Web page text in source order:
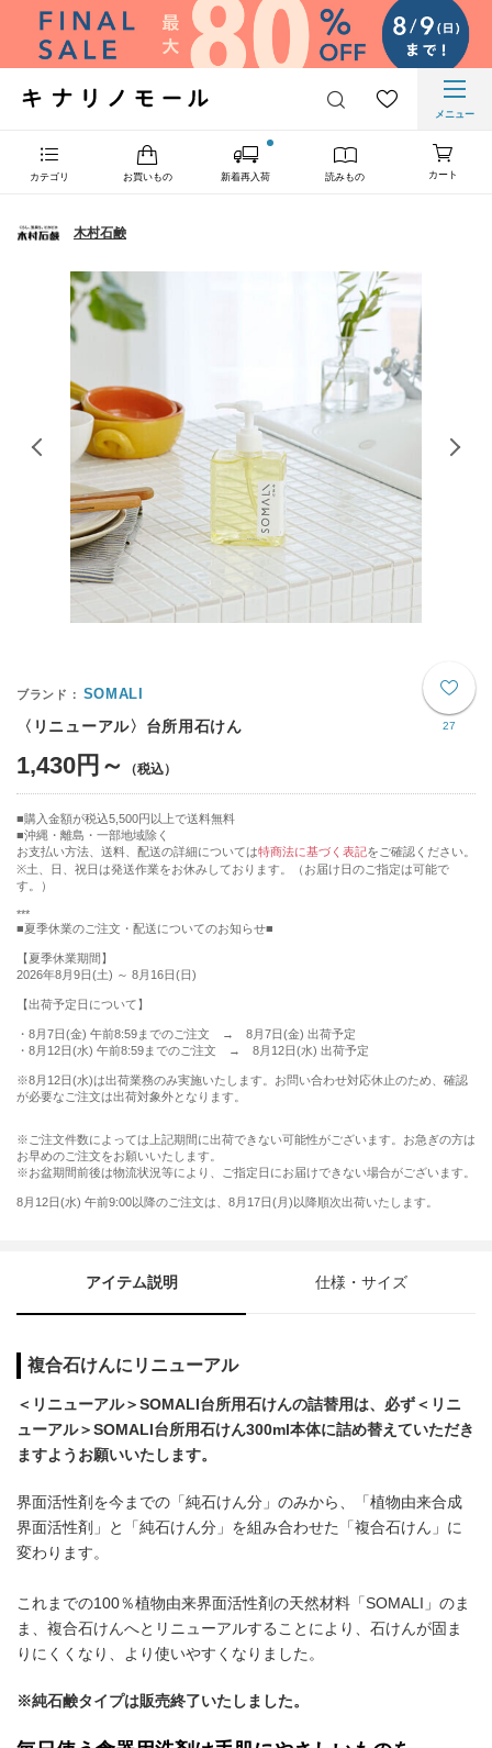
メニュー
カテゴリ お買いもの 新着再入荷 読みもの カート
木村石鹸
27
SOMALI
〈リニューアル〉台所用石けん
1,430円～
購入金額が税込5,500円以上で送料無料
沖縄・離島・一部地域除く
お支払い方法、送料、配送の詳細については特商法に基づく表記をご確認ください。
※土、日、祝日は発送作業をお休みしております。（お届け日のご指定は可能で
す。）
***
■夏季休業のご注文・配送についてのお知らせ■
【夏季休業期間】
2026年8月9日(土) ～ 8月16日(日)
【出荷予定日について】
・8月7日(金) 午前8:59までのご注文 → 8月7日(金) 出荷予定
・8月12日(水) 午前8:59までのご注文 → 8月12日(水) 出荷予定
※8月12日(水)は出荷業務のみ実施いたします。お問い合わせ対応休止のため、確認
が必要なご注文は出荷対象外となります。
※ご注文件数によっては上記期間に出荷できない可能性がございます。お急ぎの方は
お早めのご注文をお願いいたします。
※お盆期間前後は物流状況等により、ご指定日にお届けできない場合がございます。
8月12日(水) 午前9:00以降のご注文は、8月17日(月)以降順次出荷いたします。
アイテム説明 仕様・サイズ
複合石けんにリニューアル
＜リニューアル＞SOMALI台所用石けんの詰替用は、必ず＜リニ
ューアル＞SOMALI台所用石けん300ml本体に詰め替えていただき
ますようお願いいたします。
界面活性剤を今までの「純石けん分」のみから、「植物由来合成
界面活性剤」と「純石けん分」を組み合わせた「複合石けん」に
変わります。
これまでの100％植物由来界面活性剤の天然材料「SOMALI」のま
ま、複合石けんへとリニューアルすることにより、石けんが固ま
りにくくなり、より使いやすくなりました。
※純石鹸タイプは販売終了いたしました。